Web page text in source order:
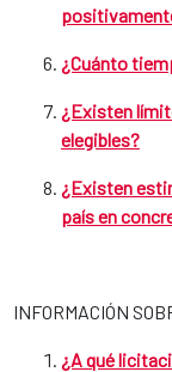
¿Cuánto
¿Existen
elegibles?
¿Existen
país en
INFORMACIÓN
¿A qué